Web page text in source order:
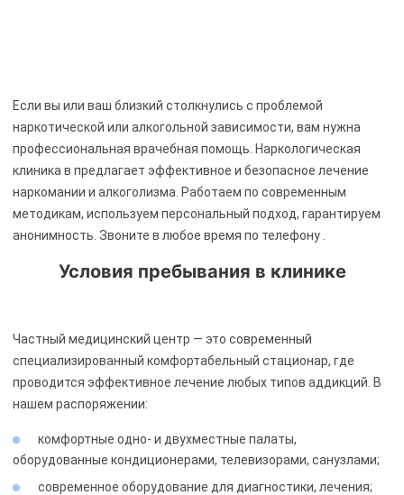
Если вы или ваш близкий столкнулись с проблемой
наркотической или алкогольной зависимости, вам нужна
профессиональная врачебная помощь. Наркологическая
клиника в предлагает эффективное и безопасное лечение
наркомании и алкоголизма. Работаем по современным
методикам, используем персональный подход, гарантируем
анонимность. Звоните в любое время по телефону
Условия пребывания в клинике
Частный медицинский центр — это современный
специализированный комфортабельный стационар, где
проводится эффективное лечение любых типов аддикций. В
нашем распоряжении:
комфортные одно- и двухместные палаты,
оборудованные кондиционерами, телевизорами, санузлами;
современное оборудование для диагностики, лечения;